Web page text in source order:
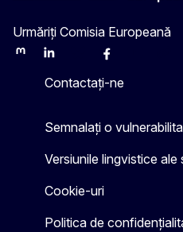
Urmăriți Comisia Europeană
MastodonLinkedInBlueskyFacebook
Contactați-ne
Semnalați o
Versiunile lingvistice
Cookie-uri
Politica de